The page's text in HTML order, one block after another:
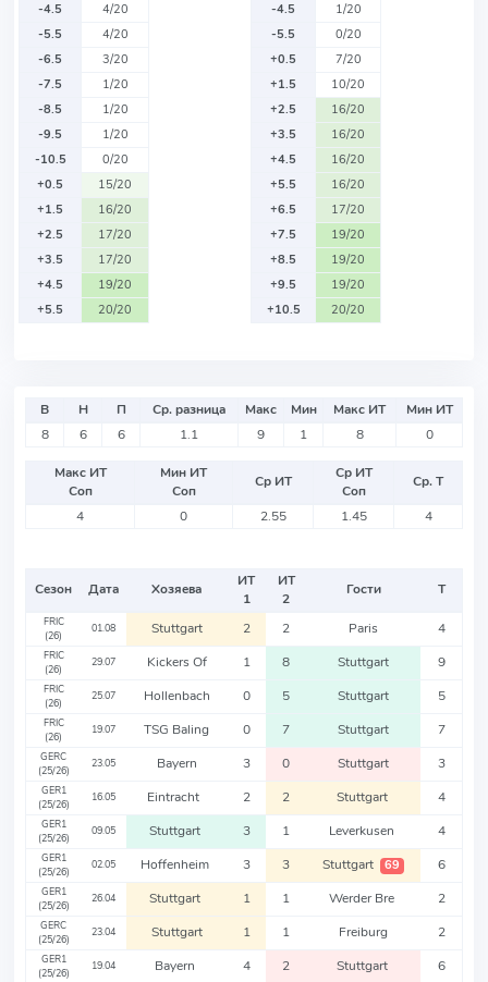
-4.5
4/20
-5.5
4/20
-6.5
3/20
-7.5
1/20
-8.5
1/20
-9.5
1/20
-10.5
0/20
+0.5
15/20
+1.5
16/20
+2.5
17/20
+3.5
17/20
+4.5
19/20
+5.5
20/20
-4.5
1/20
-5.5
0/20
+0.5
7/20
+1.5
10/20
+2.5
16/20
+3.5
16/20
+4.5
16/20
+5.5
16/20
+6.5
17/20
+7.5
19/20
+8.5
19/20
+9.5
19/20
+10.5
20/20
В Н П Ср. разница Макс Мин Макс ИТ
Мин ИТ
8
6 6 1.1 9 1 8 0
Макс ИТ
Соп
Мин ИТ
Соп
Ср ИТ
Ср ИТ
Соп
Ср. Т
4
0 2.55 1.45 4
Сезон Дата Хозяева
ИТ
1
ИТ
2
Гости Т
FRIC
(26)
01.08 Stuttgart 2 2 Paris 4
FRIC
(26)
29.07 Kickers Of 1 8 Stuttgart 9
FRIC
(26)
25.07 Hollenbach 0 5 Stuttgart 5
FRIC
(26)
19.07 TSG Baling 0 7 Stuttgart 7
GERC
(25/26)
23.05 Bayern 3 0 Stuttgart 3
GER1
(25/26)
16.05 Eintracht 2 2 Stuttgart 4
GER1
(25/26)
09.05 Stuttgart 3 1 Leverkusen 4
GER1
(25/26)
02.05 Hoffenheim 3 3 Stuttgart 69 6
GER1
(25/26)
26.04 Stuttgart 1 1 Werder Bre 2
GERC
(25/26)
23.04 Stuttgart 1 1 Freiburg 2
GER1
(25/26)
19.04 Bayern 4 2 Stuttgart 6